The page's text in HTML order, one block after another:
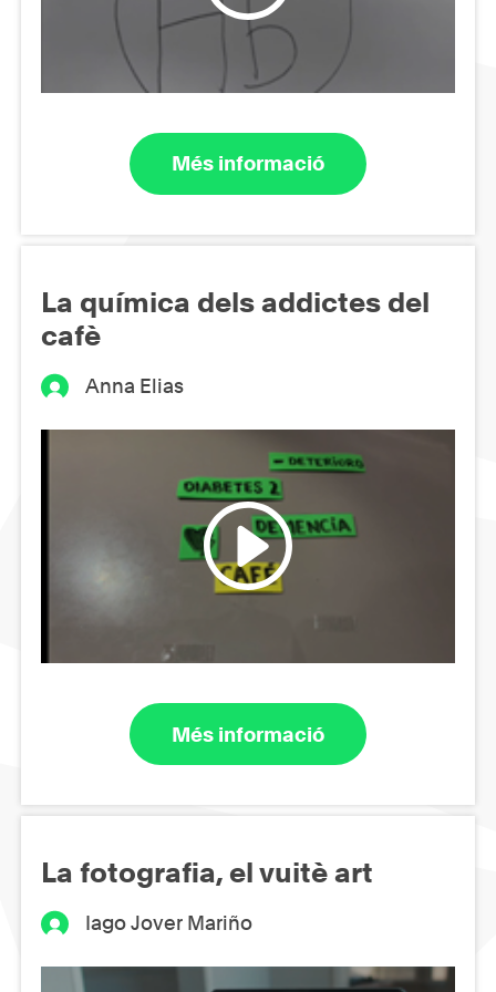
Més informació
La química dels addictes del
cafè
Anna Elias
Més informació
La fotografia, el vuitè art
Iago Jover Mariño